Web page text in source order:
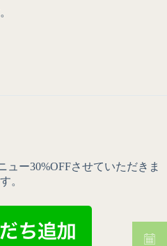
ー30%OFFさせていただきま
す。